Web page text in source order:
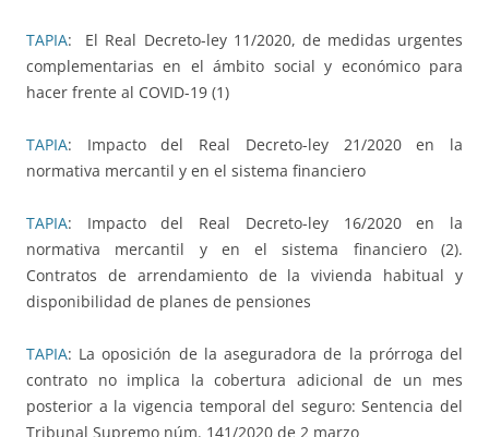
TAPIA: El Real Decreto-ley 11/2020, de medidas urgentes
complementarias en el ámbito social y económico para
hacer frente al COVID-19 (1)
TAPIA: Impacto del Real Decreto-ley 21/2020 en la
normativa mercantil y en el sistema financiero
TAPIA: Impacto del Real Decreto-ley 16/2020 en la
normativa mercantil y en el sistema financiero (2).
Contratos de arrendamiento de la vivienda habitual y
disponibilidad de planes de pensiones
TAPIA: La oposición de la aseguradora de la prórroga del
contrato no implica la cobertura adicional de un mes
posterior a la vigencia temporal del seguro: Sentencia del
Tribunal Supremo núm. 141/2020 de 2 marzo